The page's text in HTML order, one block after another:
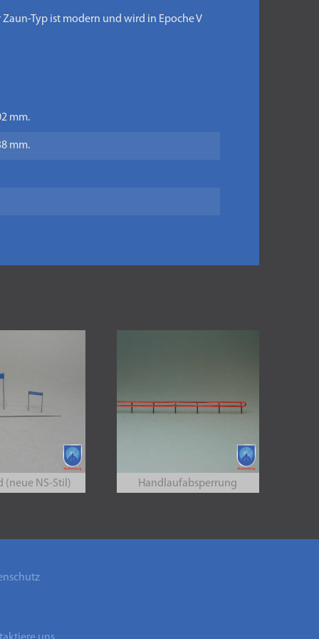
Typ ist modern und wird in Epoche V
mm.
mm.
(neue NS-Stil) Handlaufabsperrung